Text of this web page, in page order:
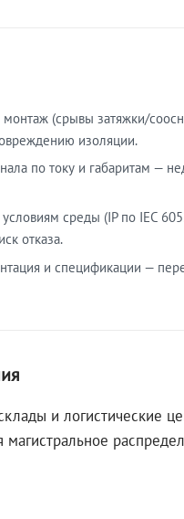
(срывы затяжки/
изоляции.
по току и габаритам —
среды (IP по IEC
отказа.
и спецификации —
и логистические
магистральное